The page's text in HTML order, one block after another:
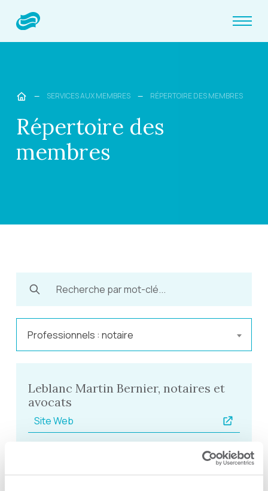
— SERVICES AUX MEMBRES — RÉPERTOIRE DES MEMBRES
Répertoire des
membres
Professionnels : notaire
Leblanc Martin Bernier, notaires et
avocats
Site Web